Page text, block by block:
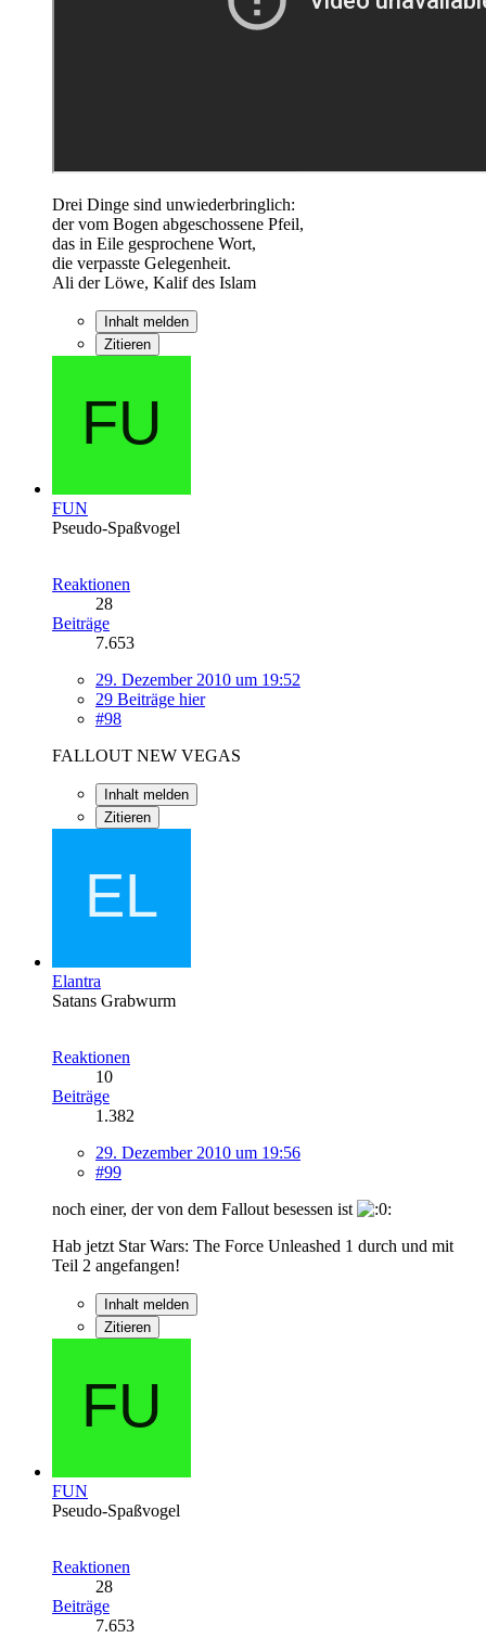
Drei Dinge sind unwiederbringlich:
der vom Bogen abgeschossene Pfeil,
das in Eile gesprochene Wort,
die verpasste Gelegenheit.
Ali der Löwe, Kalif des Islam
Inhalt melden
Zitieren
FUN
Pseudo-Spaßvogel
Reaktionen
28
Beiträge
7.653
29. Dezember 2010 um 19:52
29 Beiträge hier
#98
FALLOUT NEW VEGAS
Inhalt melden
Zitieren
Elantra
Satans Grabwurm
Reaktionen
10
Beiträge
1.382
29. Dezember 2010 um 19:56
#99
noch einer, der von dem Fallout besessen ist
Hab jetzt Star Wars: The Force Unleashed 1 durch und mit
Teil 2 angefangen!
Inhalt melden
Zitieren
FUN
Pseudo-Spaßvogel
Reaktionen
28
Beiträge
7.653